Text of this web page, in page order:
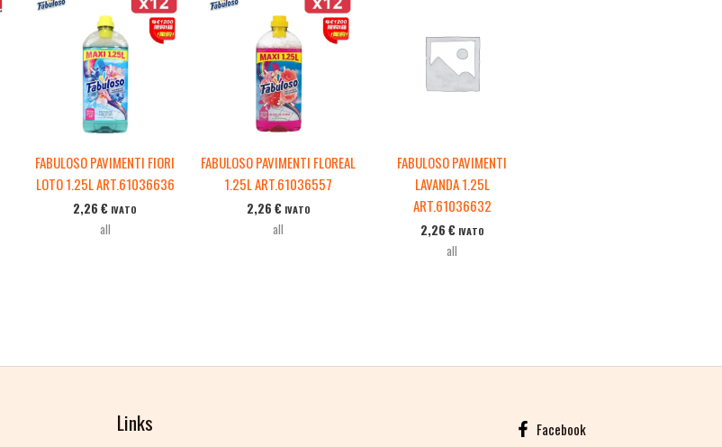
FABULOSO PAVIMENTI FIORI
LOTO 1.25L ART.61036636
2,26€ IVATO
all
FABULOSO PAVIMENTI FLOREAL
1.25L ART.61036557
2,26 € IVATO
all
FABULOSO PAVIMENTI
LAVANDA 1.25L
ART.61036632
2,26 € IVATO
all
Links
Facebook